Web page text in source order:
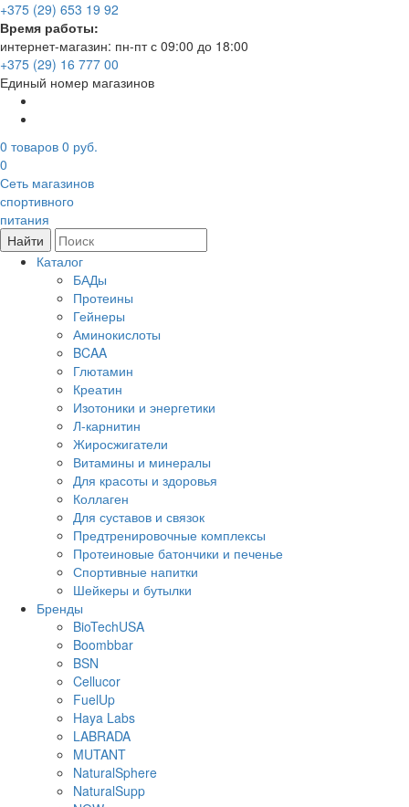
+375 (29) 653 19 92
Время работы:
интернет-магазин: пн-пт с 09:00 до 18:00
+375 (29) 16 777 00
Единый номер магазинов
0 товаров 0 руб.
0
Сеть магазинов
спортивного
питания
Найти
Каталог
БАДы
Протеины
Гейнеры
Аминокислоты
BCAA
Глютамин
Креатин
Изотоники и энергетики
Л-карнитин
Жиросжигатели
Витамины и минералы
Для красоты и здоровья
Коллаген
Для суставов и связок
Предтренировочные комплексы
Протеиновые батончики и печенье
Спортивные напитки
Шейкеры и бутылки
Бренды
BioTechUSA
Boombbar
BSN
Cellucor
FuelUp
Haya Labs
LABRADA
MUTANT
NaturalSphere
NaturalSupp